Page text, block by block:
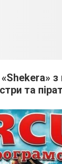
«Shekera»
та